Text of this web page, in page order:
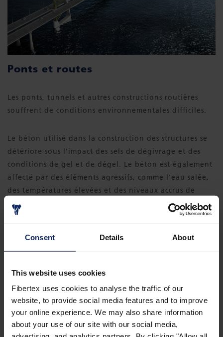
Consent Details About
This website uses cookies
Fibertex uses cookies to analyse the traffic of our
website, to provide social media features and to improve
your online experience. We may also share information
about your use of our site with our social media,
Ponts et routes
Les ponts, tunnels et autres constructions routières
souffrent de conditions environnementales difficiles.
Le béton utilisé dans la construction des structures se
détériore sous l’impact des sels de dégivrage et des
conditions de gel et de dégel. Le béton est également
affecté par des éléments agressifs, comme l’eau salée,
des températures élevées et des niveaux accrus de
CO2